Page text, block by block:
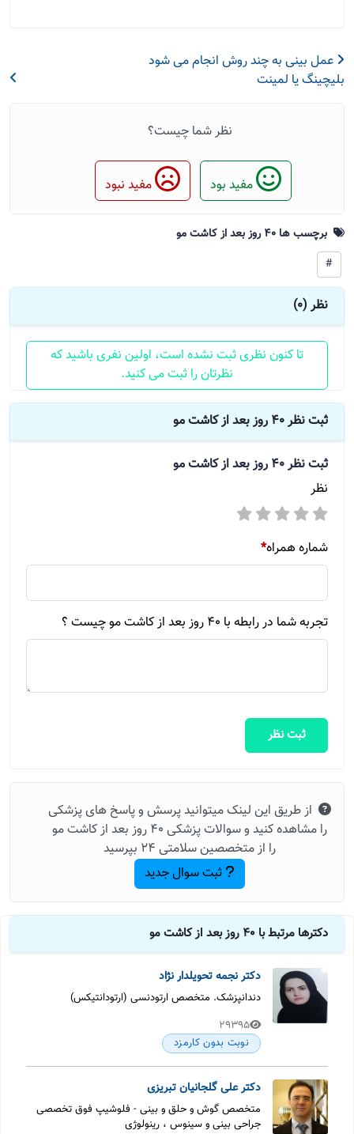
عمل بینی به چند روش انجام می شود
بلیچینگ یا لمینت
نظر شما چیست؟
مفید بود مفید نبود
برچسب ها 40 روز بعد از کاشت مو
#
نظر (0)
تا کنون نظری ثبت نشده است، اولین نفری باشید که
نظرتان را ثبت می کنید.
ثبت نظر 40 روز بعد از کاشت مو
ثبت نظر40 روز بعد از کاشت مو
نظر
شماره همراه*
تجربه شما در رابطه با 40 روز بعد از کاشت مو چیست ؟
ثبت نظر
از طریق این لینک میتوانید پرسش و پاسخ های پزشکی
را مشاهده کنید و سوالات پزشکی 40 روز بعد از کاشت مو
را از متخصصین سلامتی 24 بپرسید
ثبت سوال جدید
دکترها مرتبط با 40 روز بعد از کاشت مو
دکتر نجمه تحویلدار نژاد
دندانپزشک. متخصص ارتودنسی (ارتودانتیکس)
29395
نوبت بدون کارمزد
دکتر علی گلجانیان تبریزی
متخصص گوش و حلق و بینی - فلوشیپ فوق تخصصی
جراحی بینی و سینوس ، رینولوژی